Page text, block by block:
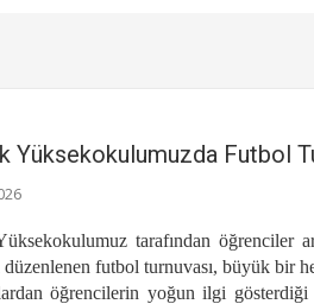
Yüksekokulumuzda Futbol
tarafından öğrenciler
düzenlenen futbol turnuvası, büyük bir
öğrencilerin yoğun ilgi